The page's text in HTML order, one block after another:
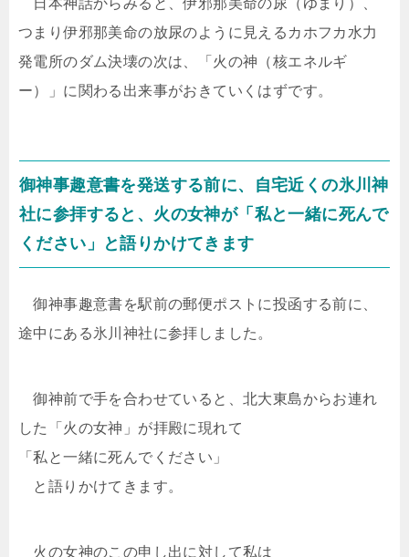
日本神話からみると、伊邪那美命の尿（ゆまり）、
つまり伊邪那美命の放尿のように見えるカホフカ水力
発電所のダム決壊の次は、「火の神（核エネルギ
ー）」に関わる出来事がおきていくはずです。
御神事趣意書を発送する前に、自宅近くの氷川神
社に参拝すると、火の女神が「私と一緒に死んで
ください」と語りかけてきます
御神事趣意書を駅前の郵便ポストに投函する前に、
途中にある氷川神社に参拝しました。
御神前で手を合わせていると、北大東島からお連れ
した「火の女神」が拝殿に現れて
「私と一緒に死んでください」
と語りかけてきます。
火の女神のこの申し出に対して私は